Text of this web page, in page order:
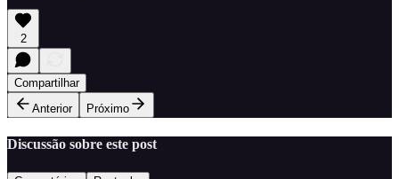
2
Compartilhar
Anterior
Próximo
Discussão sobre este post